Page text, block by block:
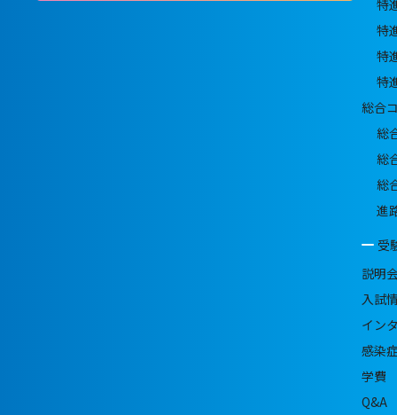
特
特
特
特
総合
総
総
総
進
受
説明
入試
イン
感染
学費
Q&A